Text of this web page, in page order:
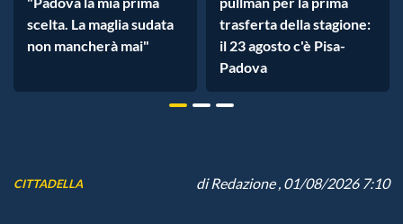
scelta. La maglia sudata
non mancherà mai"
trasferta della stagione:
il 23 agosto c'è Pisa-
Padova
CITTADELLA diRedazione, 01/08/2026 7:10